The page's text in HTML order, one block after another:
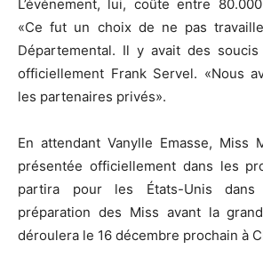
L’événement, lui, coûte entre
«Ce fut un choix de ne pas
Départemental. Il y avait des
officiellement Frank Servel. «Nous
les partenaires privés».
En attendant Vanylle Emasse, Miss
présentée officiellement dans les
partira pour les États-Unis
préparation des Miss avant la
déroulera le 16 décembre prochain à